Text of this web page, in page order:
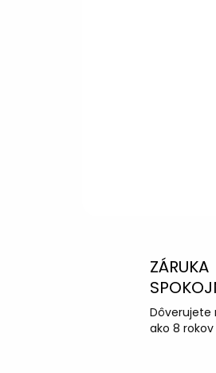
ZÁRUKA
Dôverujete
ako 8 rokov